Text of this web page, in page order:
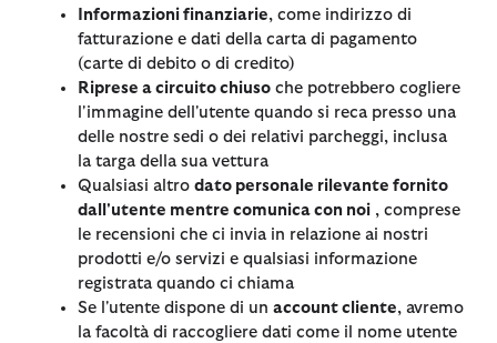
Informazioni finanziarie, come indirizzo di
fatturazione e dati della carta di pagamento
(carte di debito o di credito)
Riprese a circuito chiuso che potrebbero cogliere
l'immagine dell'utente quando si reca presso una
delle nostre sedi o dei relativi parcheggi, inclusa
la targa della sua vettura
Qualsiasi altro dato personale rilevante fornito
dall'utente mentre comunica con noi , comprese
le recensioni che ci invia in relazione ai nostri
prodotti e/o servizi e qualsiasi informazione
registrata quando ci chiama
Se l'utente dispone di un account cliente, avremo
la facoltà di raccogliere dati come il nome utente